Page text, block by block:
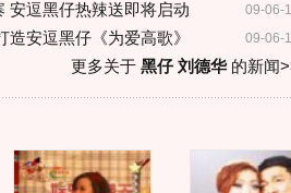
09-06-
安逗黑仔热辣送即将启动
09-06-
安逗黑仔《为爱高歌》
更多关于 黑仔 刘德华的新闻